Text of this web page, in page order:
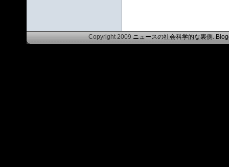
Copyright 2009 ニュースの社会科学的な裏側.